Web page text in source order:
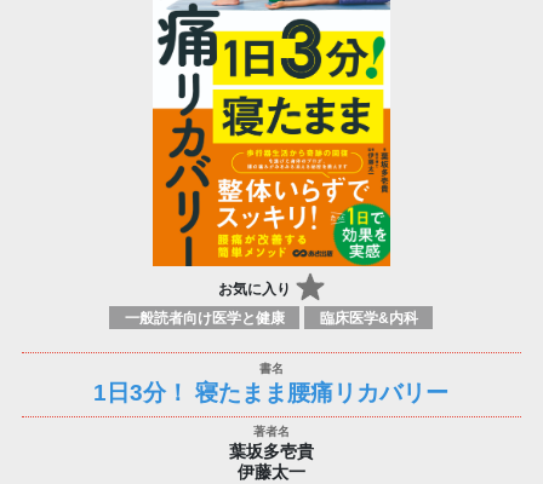
お気に入り
一般読者向け医学と健康 臨床医学&内科
1日3分！ 寝たまま腰痛リカバリー
葉坂多壱貴
伊藤太一